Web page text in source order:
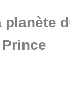
planète
Prince